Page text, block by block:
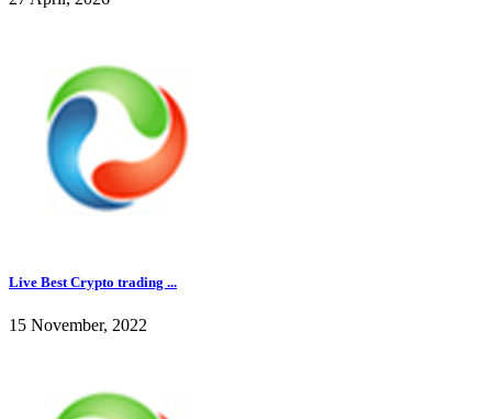
Live Best Crypto trading ...
15 November, 2022